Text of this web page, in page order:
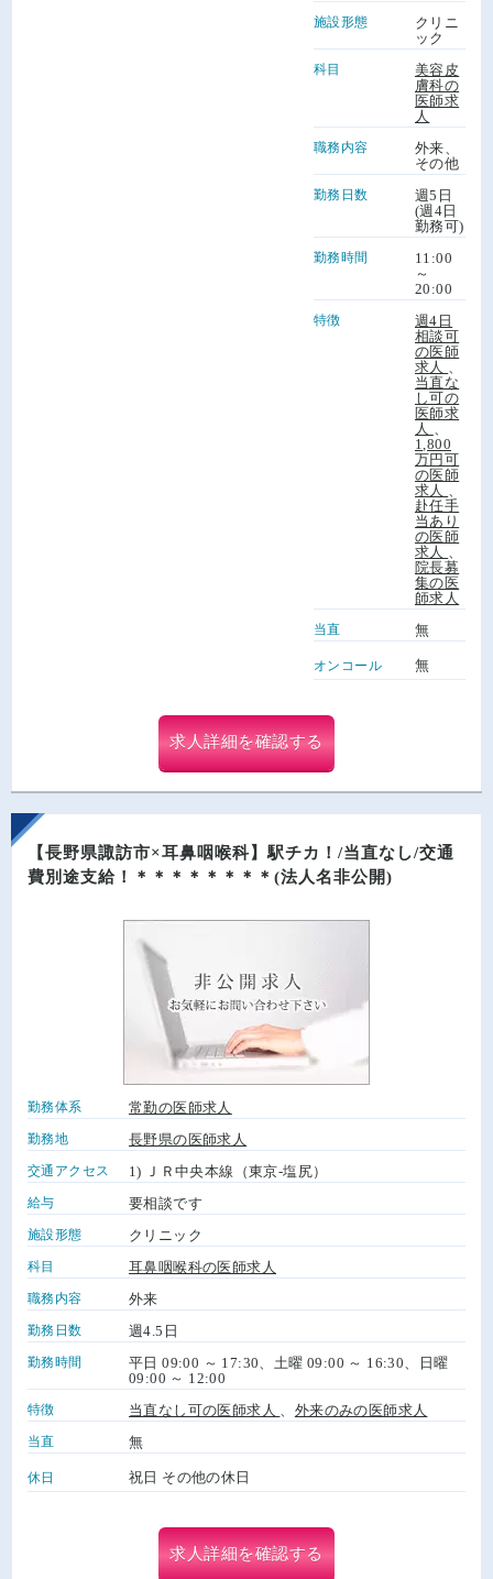
施設形態
クリニ
ック
科目
美容皮
膚科の
医師求
人
職務内容
外来、
その他
勤務日数
週5日
(週4日
勤務可)
勤務時間
11:00
～
20:00
特徴
週4日
相談可
の医師
求人
当直な
し可の
医師求
人
1,800
万円可
の医師
求人
赴任手
当あり
の医師
求人
院長募
集の医
師求人
当直 無
オンコール 無
求人詳細を確認する
【長野県諏訪市×耳鼻咽喉科】駅チカ！/当直なし/交通
費別途支給！＊＊＊＊＊＊＊＊(法人名非公開)
勤務体系 常勤の医師求人
勤務地 長野県の医師求人
交通アクセス 1) ＪＲ中央本線（東京-塩尻）
給与 要相談です
施設形態 クリニック
科目 耳鼻咽喉科の医師求人
職務内容 外来
勤務日数 週4.5日
勤務時間
平日 09:00 ～ 17:30、土曜 09:00 ～ 16:30、日曜
09:00 ～ 12:00
特徴 当直なし可の医師求人 外来のみの医師求人
当直 無
休日 祝日 その他の休日
求人詳細を確認する